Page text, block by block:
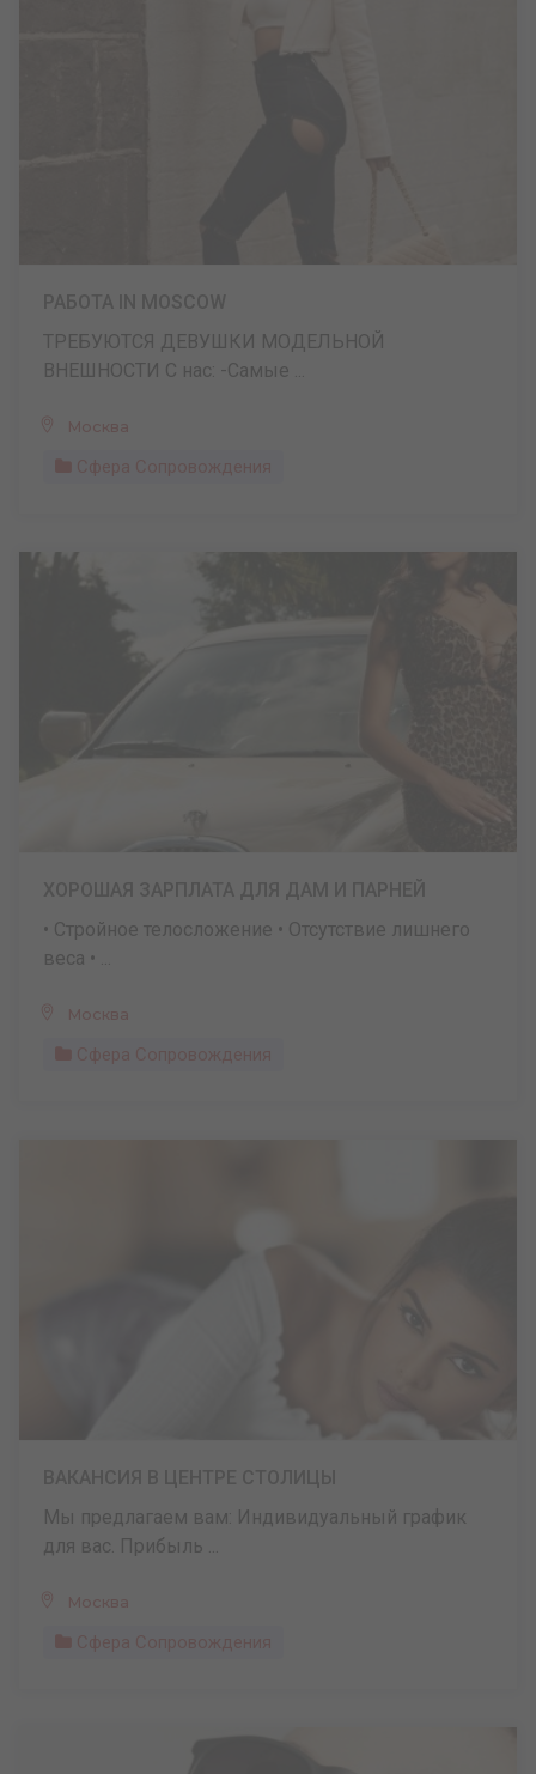
ТРЕБУЮТСЯ ДЕВУШКИ МОДЕЛЬНОЙ
ВНЕШНОСТИ С нас: -Самые ...
Москва
Сфера Сопровождения
• Стройное телосложение • Отсутствие лишнего
веса • ...
Москва
Сфера Сопровождения
Мы предлагаем вам: Индивидуальный график
для вас. Прибыль ...
Москва
Сфера Сопровождения